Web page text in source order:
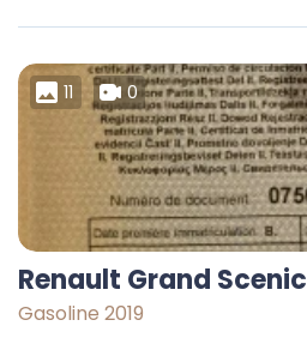
11 0
Renault Grand Scenic
Gasoline 2019